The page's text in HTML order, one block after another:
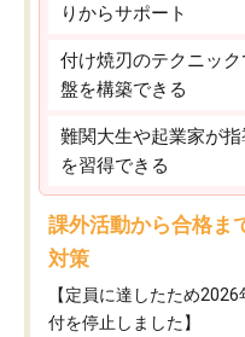
りからサポート
付け焼刃のテクニッ
盤を構築できる
難関大生や起業家が
を習得できる
課外活動から合格ま
対策
【定員に達したため
付を停止しました】